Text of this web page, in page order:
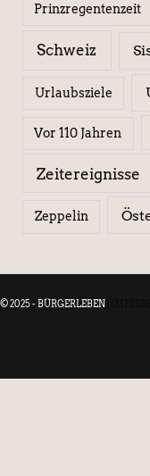
Prinzregentenzeit
Schweiz
Urlaubsziele
Vor 110 Jahren
Zeitereignisse
Zeppelin
© 2025 - BÜRGERLEBEN